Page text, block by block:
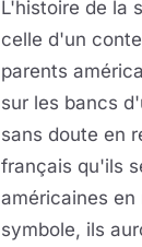
L'histoire de la
celle d'un
parents
sur les bancs
sans doute en
français qu'ils
américaines en
symbole, ils